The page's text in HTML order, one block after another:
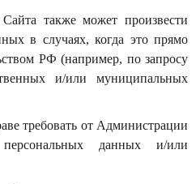
также может произвести
в случаях, когда это прямо
РФ (например, по запросу
и/или муниципальных
требовать от Администрации
данных и/или